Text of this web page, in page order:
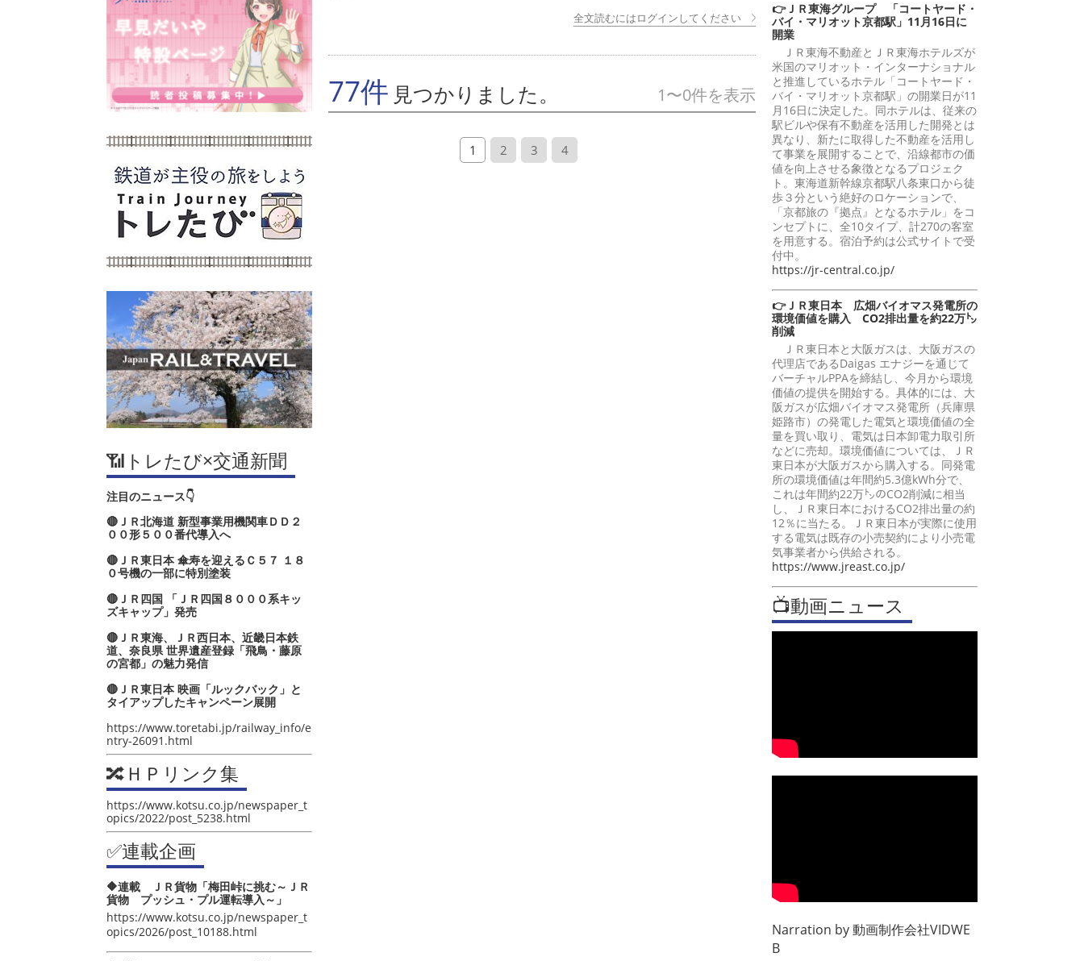
📶トレたび×交通新聞
注目のニュース👇
🔴ＪＲ北海道 新型事業用機関車ＤＤ２
００形５００番代導入へ
🔴ＪＲ東日本 傘寿を迎えるＣ５７ １８
０号機の一部に特別塗装
🔴ＪＲ四国 「ＪＲ四国８０００系キッ
ズキャップ」発売
🔴ＪＲ東海、ＪＲ西日本、近畿日本鉄
道、奈良県 世界遺産登録「飛鳥・藤原
の宮都」の魅力発信
🔴ＪＲ東日本 映画「ルックバック」と
タイアップしたキャンペーン展開
https://www.toretabi.jp/railway_info/e
ntry-26091.html
🔀ＨＰリンク集
https://www.kotsu.co.jp/newspaper_t
opics/2022/post_5238.html
✅連載企画
🔶連載 ＪＲ貨物「梅田峠に挑む～ＪＲ
貨物 プッシュ・プル運転導入～」
https://www.kotsu.co.jp/newspaper_t
opics/2026/post_10188.html
全文読むにはログインしてください
77件 見つかりました。 1〜0件を表示
1 2 3 4
👉ＪＲ東海グループ 「コートヤード・
バイ・マリオット京都駅」11月16日に
開業
ＪＲ東海不動産とＪＲ東海ホテルズが
米国のマリオット・インターナショナル
と推進しているホテル「コートヤード・
バイ・マリオット京都駅」の開業日が11
月16日に決定した。同ホテルは、従来の
駅ビルや保有不動産を活用した開発とは
異なり、新たに取得した不動産を活用し
て事業を展開することで、沿線都市の価
値を向上させる象徴となるプロジェク
ト。東海道新幹線京都駅八条東口から徒
歩３分という絶好のロケーションで、
「京都旅の『拠点』となるホテル」をコ
ンセプトに、全10タイプ、計270の客室
を用意する。宿泊予約は公式サイトで受
付中。
https://jr-central.co.jp/
👉ＪＲ東日本 広畑バイオマス発電所の
環境価値を購入 CO2排出量を約22万㌧
削減
ＪＲ東日本と大阪ガスは、大阪ガスの
代理店であるDaigas エナジーを通じて
バーチャルPPAを締結し、今月から環境
価値の提供を開始する。具体的には、大
阪ガスが広畑バイオマス発電所（兵庫県
姫路市）の発電した電気と環境価値の全
量を買い取り、電気は日本卸電力取引所
などに売却。環境価値については、ＪＲ
東日本が大阪ガスから購入する。同発電
所の環境価値は年間約5.3億kWh分で、
これは年間約22万㌧のCO2削減に相当
し、ＪＲ東日本におけるCO2排出量の約
12％に当たる。ＪＲ東日本が実際に使用
する電気は既存の小売契約により小売電
気事業者から供給される。
https://www.jreast.co.jp/
📺動画ニュース
Narration by動画制作会社VIDWE
B